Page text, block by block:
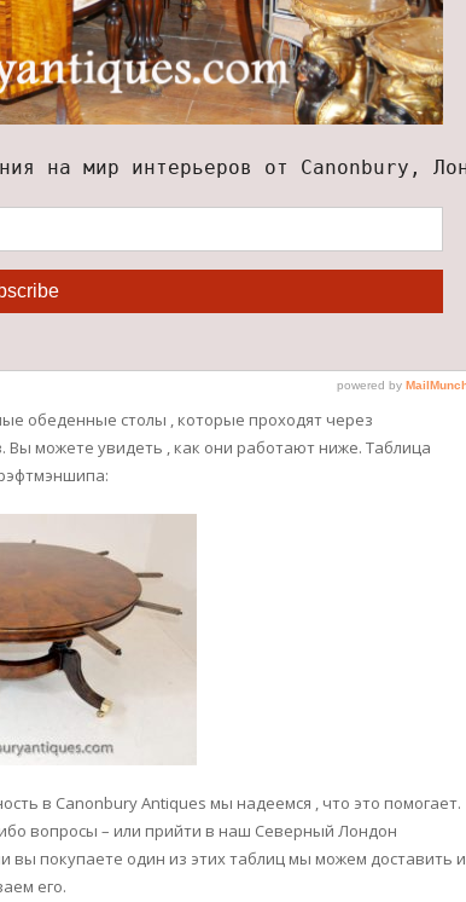
обеденные столы , которые проходят через
можете увидеть , как они работают ниже. Таблица
в Canonbury Antiques мы надеемся , что это помогает.
вопросы – или прийти в наш Северный Лондон
вы покупаете один из этих таблиц мы можем доставить и
его.